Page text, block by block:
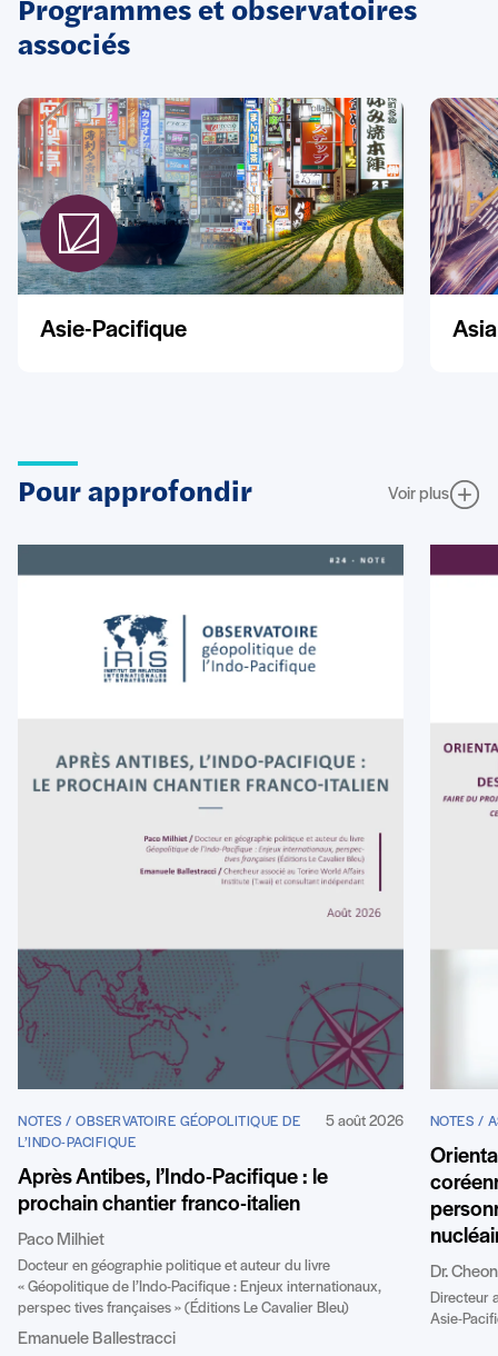
Programmes et observatoires
associés
Asie-Pacifique
Pour approfondir Voir plus
NOTES / OBSERVATOIRE GÉOPOLITIQUE DE
L’INDO-PACIFIQUE
5 août 2026
Après Antibes, l’Indo-Pacifique : le
prochain chantier franco-italien
Paco Milhiet
Docteur en géographie politique et auteur du livre
« Géopolitique de l’Indo-Pacifique : Enjeux internationaux,
perspec tives françaises » (Éditions Le Cavalier Bleu)
Emanuele Ballestracci
NOTES /
Dr.
Directeur
Asie-